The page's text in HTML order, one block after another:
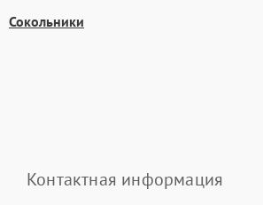
Сокольники
Контактная информация